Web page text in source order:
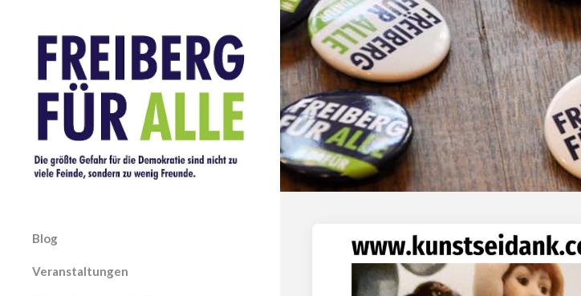
Blog
Veranstaltungen